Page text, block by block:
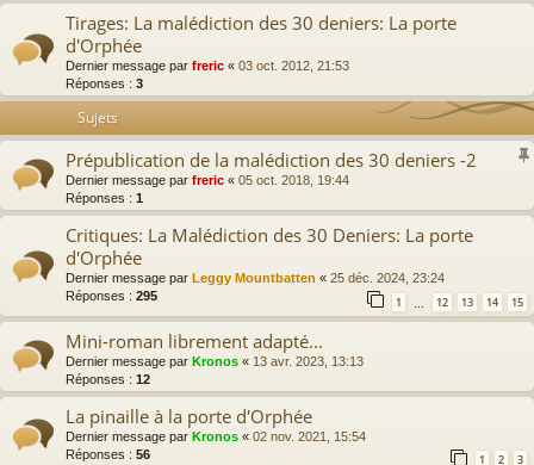
Tirages: La malédiction des 30 deniers: La porte
d'Orphée
Dernier message par freric « 03 oct. 2012, 21:53
Réponses : 3
Sujets
Prépublication de la malédiction des 30 deniers -2
Dernier message par freric « 05 oct. 2018, 19:44
Réponses : 1
Critiques: La Malédiction des 30 Deniers: La porte
d'Orphée
Dernier message par Leggy Mountbatten « 25 déc. 2024, 23:24
Réponses : 295 1 12 13 14 15
Mini-roman librement adapté...
Dernier message par Kronos « 13 avr. 2023, 13:13
Réponses : 12
La pinaille à la porte d'Orphée
Dernier message par Kronos « 02 nov. 2021, 15:54
Réponses : 56 1 2 3